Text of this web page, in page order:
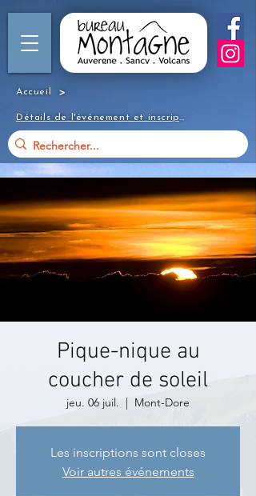
Accueil >
Détails de l'événement et inscription
Pique-nique au
coucher de soleil
jeu. 06 juil.
  |
Mont-Dore
Les inscriptions sont closes
Voir autres événements